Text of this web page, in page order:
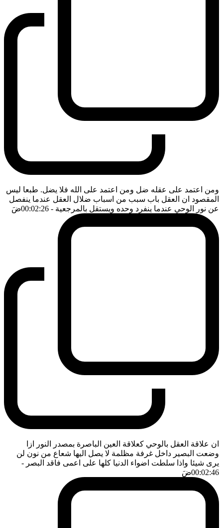
ومن اعتمد على عقله ضل ومن اعتمد على الله فلا يضل. طبعا ليس
المقصود ان العقل باب سبب من اسباب ضلال العقل عندما ينفصل
عن نور الوحي عندما ينفرد وحده ويستقل بالمرجعية - 00:02:26 ضَ
ان علاقة العقل بالوحي كعلاقة العين الباصرة بمصدر النور ازا
وضعت البصير داخل غرفة مظلمة لا يصل اليها شعاع من نون لن
يرى شيئا واذا سلطت اضواء الدنيا كلها على اعمى فاقد البصر -
00:02:46ضَ